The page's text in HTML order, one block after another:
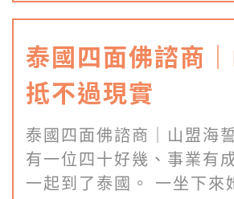
泰國四面佛諮商
抵不過現實
泰國四面佛諮商｜山盟海
有一位四十好幾、事業有
一起到了泰國。 一坐下來